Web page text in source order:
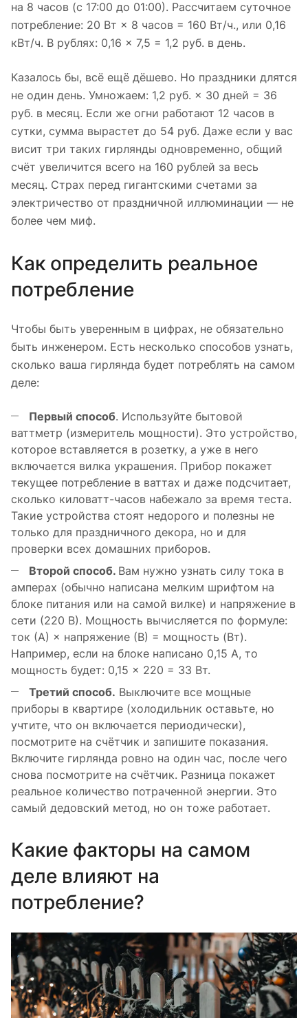
на 8 часов (с 17:00 до 01:00). Рассчитаем суточное
потребление: 20 Вт × 8 часов = 160 Вт/ч., или 0,16
кВт/ч. В рублях: 0,16 × 7,5 = 1,2 руб. в день.
Казалось бы, всё ещё дёшево. Но праздники длятся
не один день. Умножаем: 1,2 руб. × 30 дней = 36
руб. в месяц. Если же огни работают 12 часов в
сутки, сумма вырастет до 54 руб. Даже если у вас
висит три таких гирлянды одновременно, общий
счёт увеличится всего на 160 рублей за весь
месяц. Страх перед гигантскими счетами за
электричество от праздничной иллюминации — не
более чем миф.
Как определить реальное
потребление
Чтобы быть уверенным в цифрах, не обязательно
быть инженером. Есть несколько способов узнать,
сколько ваша гирлянда будет потреблять на самом
деле:
Первый способ. Используйте бытовой
ваттметр (измеритель мощности). Это устройство,
которое вставляется в розетку, а уже в него
включается вилка украшения. Прибор покажет
текущее потребление в ваттах и даже подсчитает,
сколько киловатт-часов набежало за время теста.
Такие устройства стоят недорого и полезны не
только для праздничного декора, но и для
проверки всех домашних приборов.
Второй способ. Вам нужно узнать силу тока в
амперах (обычно написана мелким шрифтом на
блоке питания или на самой вилке) и напряжение в
сети (220 В). Мощность вычисляется по формуле:
ток (А) × напряжение (В) = мощность (Вт).
Например, если на блоке написано 0,15 А, то
мощность будет: 0,15 × 220 = 33 Вт.
Третий способ. Выключите все мощные
приборы в квартире (холодильник оставьте, но
учтите, что он включается периодически),
посмотрите на счётчик и запишите показания.
Включите гирлянда ровно на один час, после чего
снова посмотрите на счётчик. Разница покажет
реальное количество потраченной энергии. Это
самый дедовский метод, но он тоже работает.
Какие факторы на самом
деле влияют на
потребление?